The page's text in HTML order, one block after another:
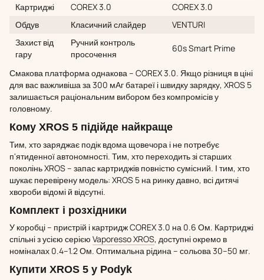
Картриджі
COREX 3.0
COREX 3.0
Обдув
Класичний слайдер
VENTURI
Захист від
гару
Ручний контроль
просочення
60s Smart Prime
Смакова платформа однакова – COREX 3.0. Якщо різниця в ціні
для вас важливіша за 300 мАг батареї і швидку зарядку, XROS 5
залишається раціональним вибором без компромісів у
головному.
Кому XROS 5 підійде найкраще
Тим, хто заряджає подік вдома щовечора і не потребує
п'ятиденної автономності. Тим, хто переходить зі старших
поколінь XROS – запас картриджів повністю сумісний. І тим, хто
шукає перевірену модель: XROS 5 на ринку давно, всі дитячі
хвороби відомі й відсутні.
Комплект і розхідники
У коробці – пристрій і картридж COREX 3.0 на 0.6 Ом. Картриджі
спільні з усією серією Vaporesso XROS, доступні окремо в
номіналах 0.4–1.2 Ом. Оптимальна рідина – сольова 30–50 мг.
Купити XROS 5 у Podyk